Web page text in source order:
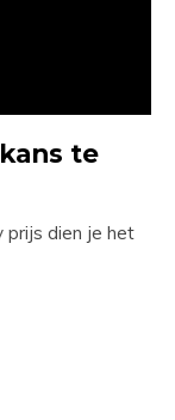
te
prijs dien je het